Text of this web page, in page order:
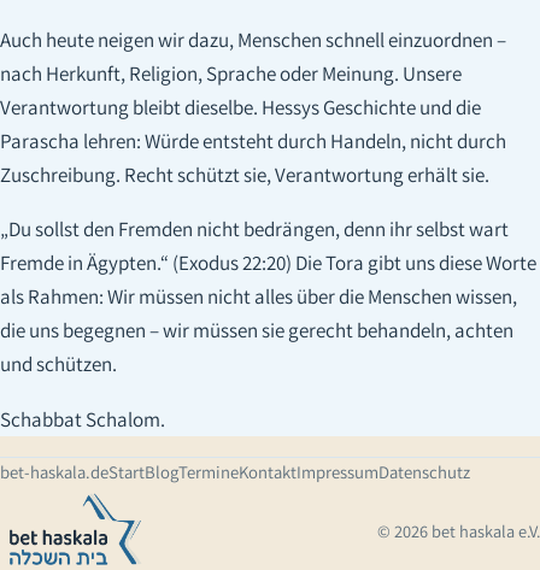
Auch heute neigen wir dazu, Menschen schnell einzuordnen –
nach Herkunft, Religion, Sprache oder Meinung. Unsere
Verantwortung bleibt dieselbe. Hessys Geschichte und die
Parascha lehren: Würde entsteht durch Handeln, nicht durch
Zuschreibung. Recht schützt sie, Verantwortung erhält sie.
„Du sollst den Fremden nicht bedrängen, denn ihr selbst wart
Fremde in Ägypten.“ (Exodus 22:20) Die Tora gibt uns diese Worte
als Rahmen: Wir müssen nicht alles über die Menschen wissen,
die uns begegnen – wir müssen sie gerecht behandeln, achten
und schützen.
Schabbat Schalom.
bet-haskala.deStartBlogTermineKontaktImpressumDatenschutz
© 2026 bet haskala e.V.